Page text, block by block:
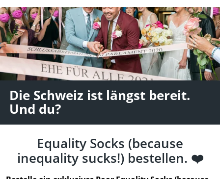
Die Schweiz ist längst bereit.
Und du?
Equality Socks (because
inequality sucks!) bestellen. ❤️